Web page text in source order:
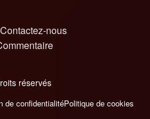
Contactez-nous
réservés
de confidentialitéPolitique de cookies